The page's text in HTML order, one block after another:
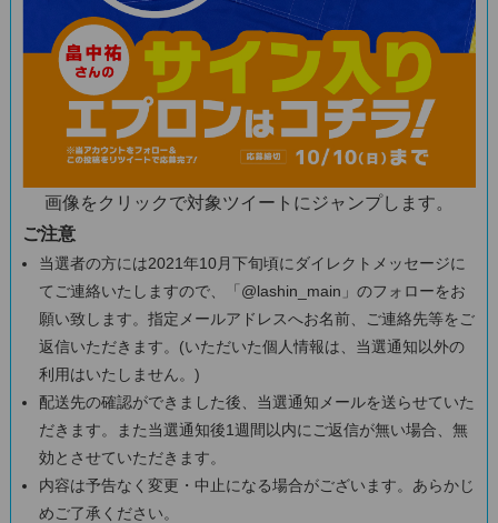
画像をクリックで対象ツイートにジャンプします。
ご注意
当選者の方には2021年10月下旬頃にダイレクトメッセージに
てご連絡いたしますので、「@lashin_main」のフォローをお
願い致します。指定メールアドレスへお名前、ご連絡先等をご
返信いただきます。(いただいた個人情報は、当選通知以外の
利用はいたしません。)
配送先の確認ができました後、当選通知メールを送らせていた
だきます。また当選通知後1週間以内にご返信が無い場合、無
効とさせていただきます。
内容は予告なく変更・中止になる場合がございます。あらかじ
めご了承ください。